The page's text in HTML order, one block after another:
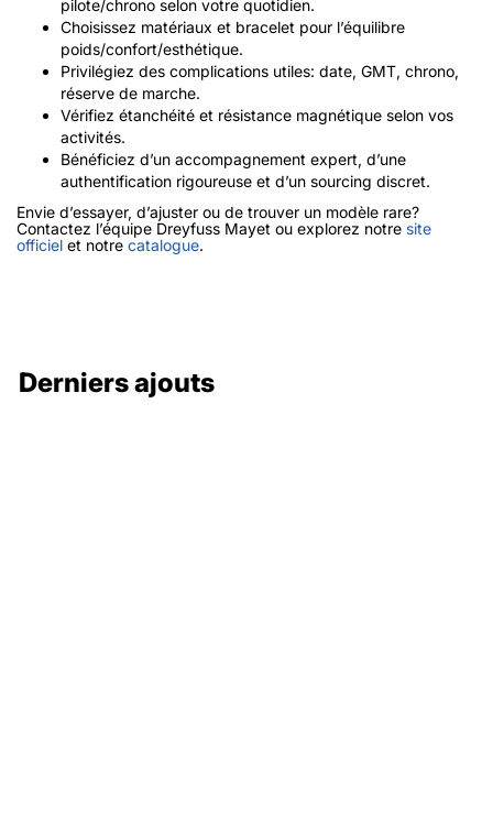
pilote/chrono selon votre quotidien.
Choisissez matériaux et bracelet pour l’équilibre
poids/confort/esthétique.
Privilégiez des complications utiles: date, GMT, chrono,
réserve de marche.
Vérifiez étanchéité et résistance magnétique selon vos
activités.
Bénéficiez d’un accompagnement expert, d’une
authentification rigoureuse et d’un sourcing discret.
Envie d’essayer, d’ajuster ou de trouver un modèle rare?
Contactez l’équipe Dreyfuss Mayet ou explorez notre site
officiel et notre catalogue.
Derniers ajouts